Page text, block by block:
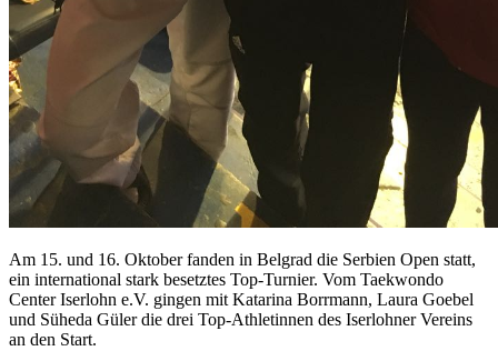
Am 15. und 16. Oktober fanden in Belgrad die Serbien Open statt,
ein international stark besetztes Top-Turnier. Vom Taekwondo
Center Iserlohn e.V. gingen mit Katarina Borrmann, Laura Goebel
und Süheda Güler die drei Top-Athletinnen des Iserlohner Vereins
an den Start.